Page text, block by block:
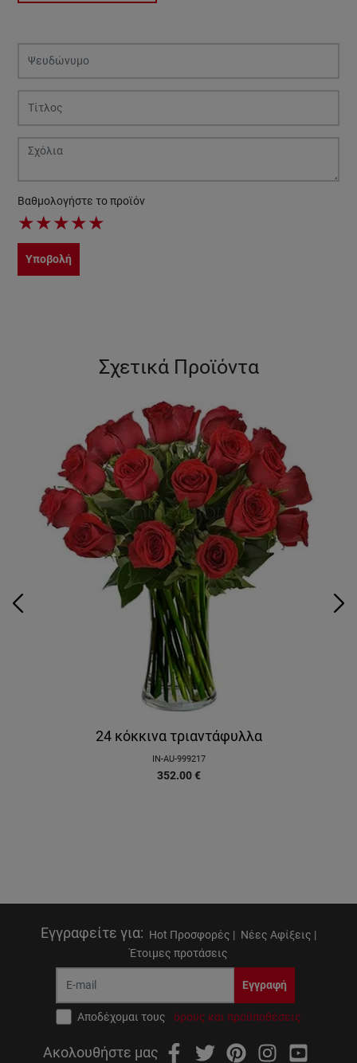
Βαθμολογήστε το προϊόν
★★★★★
Υποβολή
Σχετικά Προϊόντα
24 κόκκινα τριαντάφυλλα
IN-AU-999217
352.00 €
Εγγραφείτε για: Hot Προσφορές | Νέες Αφίξεις |
Έτοιμες προτάσεις
Εγγραφή
Αποδέχομαι τους όρους και προϋποθέσεις
Ακολουθήστε μας